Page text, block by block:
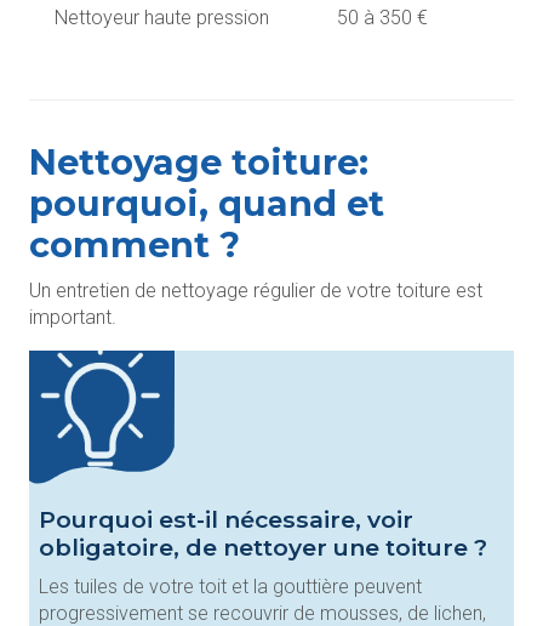
Nettoyeur haute pression 50 à 350 €
Nettoyage toiture:
pourquoi, quand et
comment ?
Un entretien de nettoyage régulier de votre toiture est
important.
Pourquoi est-il nécessaire, voir
obligatoire, de nettoyer une toiture ?
Les tuiles de votre toit et la gouttière peuvent
progressivement se recouvrir de mousses, de lichen,